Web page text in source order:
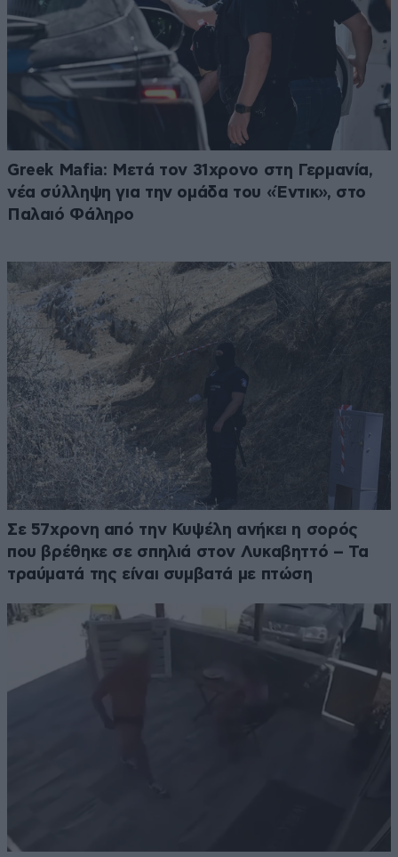
Greek Mafia: Μετά τον 31χρονο στη Γερμανία,
νέα σύλληψη για την ομάδα του «Έντικ», στο
Παλαιό Φάληρο
Σε 57χρονη από την Κυψέλη ανήκει η σορός
που βρέθηκε σε σπηλιά στον Λυκαβηττό – Τα
τραύματά της είναι συμβατά με πτώση